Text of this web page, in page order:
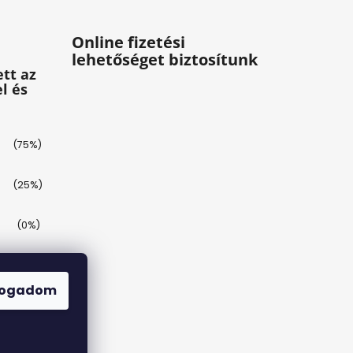
az
és
(75%)
(25%)
(0%)
Online fizetési
lehetőséget biztosítunk